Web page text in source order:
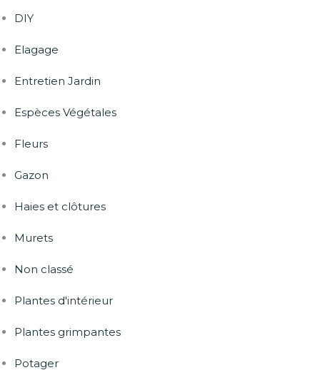
DIY
Elagage
Entretien Jardin
Espèces Végétales
Fleurs
Gazon
Haies et clôtures
Murets
Non classé
Plantes d'intérieur
Plantes grimpantes
Potager